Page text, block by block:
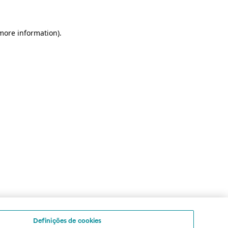
information).
Definições de cookies